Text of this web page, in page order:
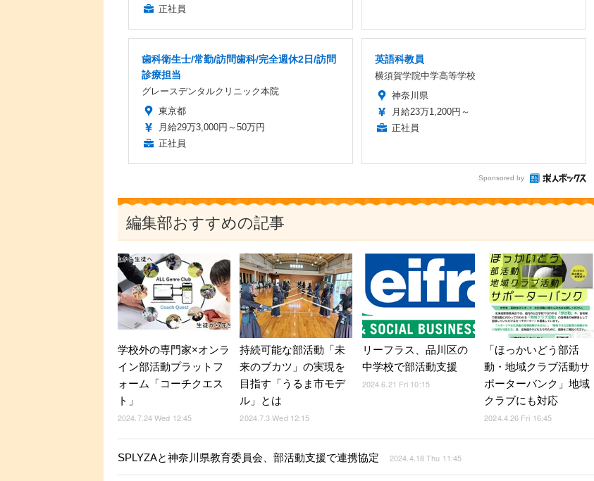
正社員
歯科衛生士/常勤/訪問歯科/完全週休2日/訪問
診療担当
グレースデンタルクリニック本院
東京都
月給29万3,000円～50万円
正社員
英語科教員
横須賀学院中学高等学校
神奈川県
月給23万1,200円～
正社員
Sponsored by
編集部おすすめの記事
学校外の専門家×オンラ
イン部活動プラットフ
ォーム「コーチクエス
ト」
2024.7.24 Wed 12:45
持続可能な部活動「未
来のブカツ」の実現を
目指す「うるま市モデ
ル」とは
2024.7.3 Wed 12:15
リーフラス、品川区の
中学校で部活動支援
2024.6.21 Fri 10:15
「ほっかいどう部活
動・地域クラブ活動サ
ポーターバンク」地域
クラブにも対応
2024.4.26 Fri 16:45
SPLYZAと神奈川県教育委員会、部活動支援で連携協定 2024.4.18 Thu 11:45